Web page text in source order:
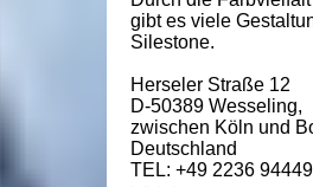
gibt es viele
Silestone.
Herseler Straße 12
D-50389 Wesseling,
zwischen Köln und
Deutschland
TEL: +49 2236